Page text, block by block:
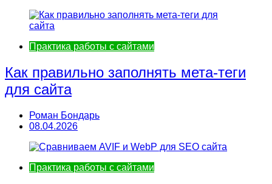
Практика работы с сайтами
Как правильно заполнять мета-теги
для сайта
Роман Бондарь
08.04.2026
Практика работы с сайтами